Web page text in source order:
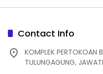
Contact Info
KOMPLEK PERTOKOAN
TULUNGAGUNG,